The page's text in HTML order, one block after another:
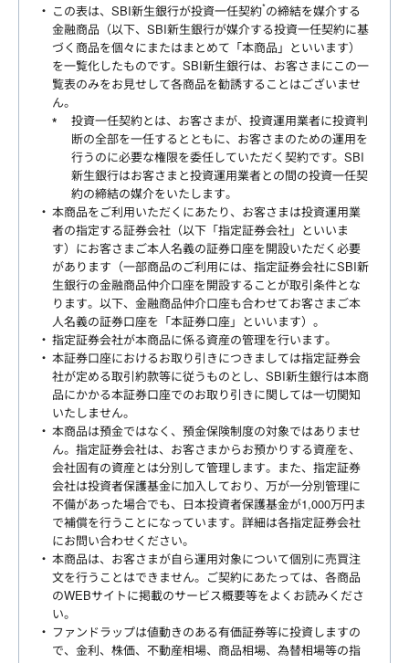
この表は、SBI新生銀行が投資一任契約*の締結を媒介する
金融商品（以下、SBI新生銀行が媒介する投資一任契約に基
づく商品を個々にまたはまとめて「本商品」といいます）
を一覧化したものです。SBI新生銀行は、お客さまにこの一
覧表のみをお見せして各商品を勧誘することはございませ
ん。
投資一任契約とは、お客さまが、投資運用業者に投資判
断の全部を一任するとともに、お客さまのための運用を
行うのに必要な権限を委任していただく契約です。SBI
新生銀行はお客さまと投資運用業者との間の投資一任契
約の締結の媒介をいたします。
本商品をご利用いただくにあたり、お客さまは投資運用業
者の指定する証券会社（以下「指定証券会社」といいま
す）にお客さまご本人名義の証券口座を開設いただく必要
があります（一部商品のご利用には、指定証券会社にSBI新
生銀行の金融商品仲介口座を開設することが取引条件とな
ります。以下、金融商品仲介口座も合わせてお客さまご本
人名義の証券口座を「本証券口座」といいます）。
指定証券会社が本商品に係る資産の管理を行います。
本証券口座におけるお取り引きにつきましては指定証券会
社が定める取引約款等に従うものとし、SBI新生銀行は本商
品にかかる本証券口座でのお取り引きに関しては一切関知
いたしません。
本商品は預金ではなく、預金保険制度の対象ではありませ
ん。指定証券会社は、お客さまからお預かりする資産を、
会社固有の資産とは分別して管理します。また、指定証券
会社は投資者保護基金に加入しており、万が一分別管理に
不備があった場合でも、日本投資者保護基金が1,000万円ま
で補償を行うことになっています。詳細は各指定証券会社
にお問い合わせください。
本商品は、お客さまが自ら運用対象について個別に売買注
文を行うことはできません。ご契約にあたっては、各商品
のWEBサイトに掲載のサービス概要等をよくお読みくださ
い。
ファンドラップは値動きのある有価証券等に投資しますの
で、金利、株価、不動産相場、商品相場、為替相場等の指